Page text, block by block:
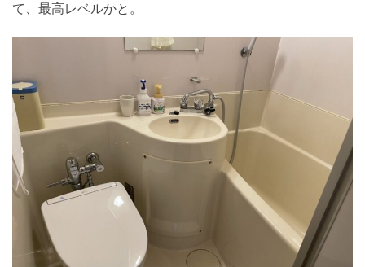
て、最高レベルかと。